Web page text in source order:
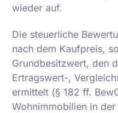
wieder auf.
Die steuerliche
nach dem Kaufpreis,
Grundbesitzwert, den
Ertragswert-,
ermittelt (§ 182 ff.
Wohnimmobilien in